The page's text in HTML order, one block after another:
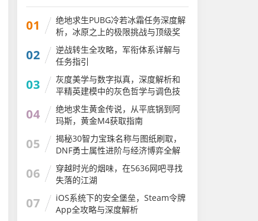
01
绝地求生PUBG冷若冰霜任务深度解
析，冰原之上的极限挑战与顶级奖
励获取指南冷若冰霜模组介绍
02
逆战转生全攻略，军衔体系详解与
任务指引
03
灰度美学与数字拟真，深度解析和
平精英建模中的灰色哲学与调色技
巧
04
绝地求生黄金传说，从平底锅到阿
玛斯，黄金M4获取指南
05
揭秘30智力宝珠名称与图纸刷取，
DNF勇士属性进阶与经济博弈全解
析
06
穿越时光的烟味，在5636网吧寻找
失落的江湖
07
iOS系统下的安全堡垒，Steam令牌
App全攻略与深度解析